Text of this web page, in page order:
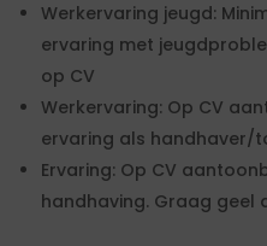
Werkervaring jeugd:
ervaring met
op CV
Werkervaring: Op CV
ervaring als handhaver/
Ervaring: Op CV
handhaving. Graag geel